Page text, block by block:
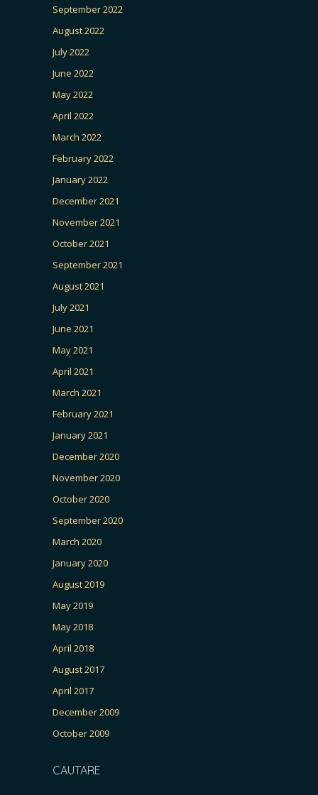
September 2022
August 2022
July 2022
June 2022
May 2022
April 2022
March 2022
February 2022
January 2022
December 2021
November 2021
October 2021
September 2021
August 2021
July 2021
June 2021
May 2021
April 2021
March 2021
February 2021
January 2021
December 2020
November 2020
October 2020
September 2020
March 2020
January 2020
August 2019
May 2019
May 2018
April 2018
August 2017
April 2017
December 2009
October 2009
CAUTARE